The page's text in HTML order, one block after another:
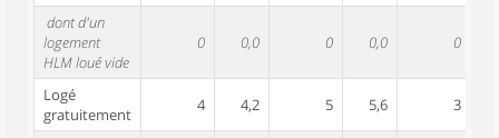
dont d'un
logement
HLM loué vide
0 0,0 0 0,0 0
Logé
gratuitement
4 4,2 5 5,6 3